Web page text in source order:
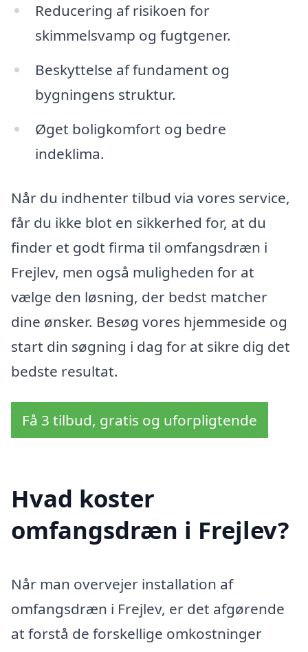
Reducering af risikoen for
skimmelsvamp og fugtgener.
Beskyttelse af fundament og
bygningens struktur.
Øget boligkomfort og bedre
indeklima.
Når du indhenter tilbud via vores service,
får du ikke blot en sikkerhed for, at du
finder et godt firma til omfangsdræn i
Frejlev, men også muligheden for at
vælge den løsning, der bedst matcher
dine ønsker. Besøg vores hjemmeside og
start din søgning i dag for at sikre dig det
bedste resultat.
Få 3 tilbud, gratis og uforpligtende
Hvad koster
omfangsdræn i Frejlev?
Når man overvejer installation af
omfangsdræn i Frejlev, er det afgørende
at forstå de forskellige omkostninger